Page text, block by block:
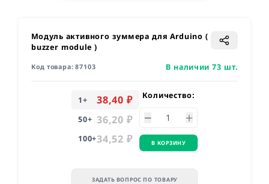
Модуль активного зуммера для Arduino (
buzzer module )
Код товара:87103 В наличии 73 шт.
1+ 38,40 ₽
50+ 36,20 ₽
100+34,52 ₽
Количество:
В КОРЗИНУ
ЗАДАТЬ ВОПРОС ПО ТОВАРУ